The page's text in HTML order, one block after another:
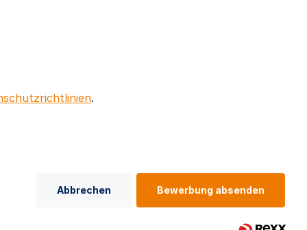
.
Abbrechen Bewerbung absenden